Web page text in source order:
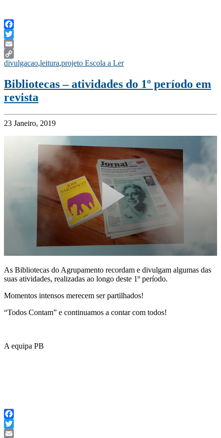
Facebook
Twitter
Email
Copy
divulgacao,leitura,projeto Escola a Ler
Bibliotecas – atividades do 1º período em
revista
23 Janeiro, 2019
As Bibliotecas do Agrupamento recordam e divulgam algumas das
suas atividades, realizadas ao longo deste 1º período.
Momentos intensos merecem ser partilhados!
“Todos Contam” e continuamos a contar com todos!
A equipa PB
Facebook
Twitter